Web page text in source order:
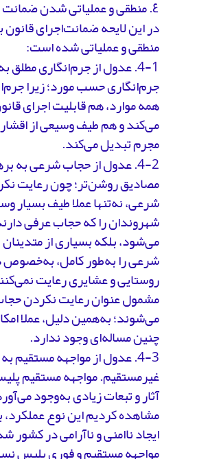
٤. منطقی و عملیاتی شدن ضمانت اجراها.
در این لایحه ضمانت‌اجرای قانون
منطقی و عملیاتی شده است:
4-1. عدول از جرم‌انگاری مطلق
جرم‌انگاری حسب مورد؛ زیرا
همه موارد، هم قابلیت اجرای
می‌کند و هم طیف وسیعی از
مجرم تبدیل می‌کند.
4-2. عدول از حجاب شرعی به
مصادیق روشن‌تر؛ چون رعایت
شرعی، نه‌تنها عملا طیف بسیار
شهروندان را که حجاب عرفی
می‌شود، بلکه بسیاری از
شرعی را به‌طور کامل، به‌خصوص
روستایی و عشایری رعایت
مشمول عنوان رعایت نکردن
می‌شوند؛ به‌همین دلیل، عملا
چنین مساله‌ای وجود ندارد.
4-3. عدول از مواجهه مستقیم
غیرمستقیم. مواجهه مستقیم
آثار و تبعات زیادی به‌وجود
مشاهده کردیم این نوع عملکرد،
ایجاد ناامنی و ناآرامی در کشور
مواجهه مستقیم و فوری پلیس